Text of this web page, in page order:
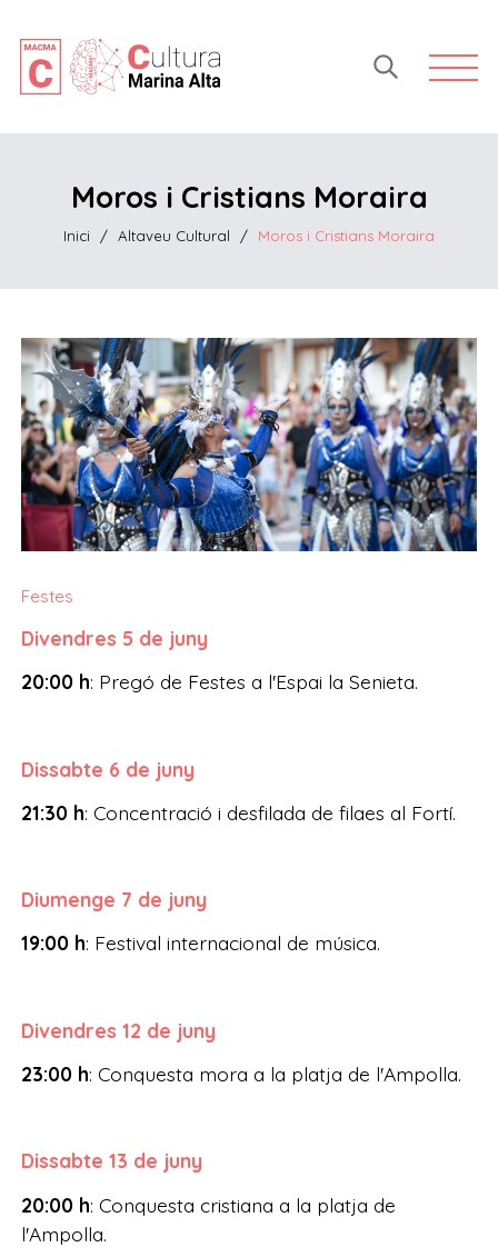
Open
Moros i Cristians Moraira
Inici / Altaveu Cultural / Moros i Cristians Moraira
Festes
Divendres 5 de juny
20:00 h: Pregó de Festes a l'Espai la Senieta.
Dissabte 6 de juny
21:30 h: Concentració i desfilada de filaes al Fortí.
Diumenge 7 de juny
19:00 h: Festival internacional de música.
Divendres 12 de juny
23:00 h: Conquesta mora a la platja de l'Ampolla.
Dissabte 13 de juny
20:00 h: Conquesta cristiana a la platja de
l'Ampolla.